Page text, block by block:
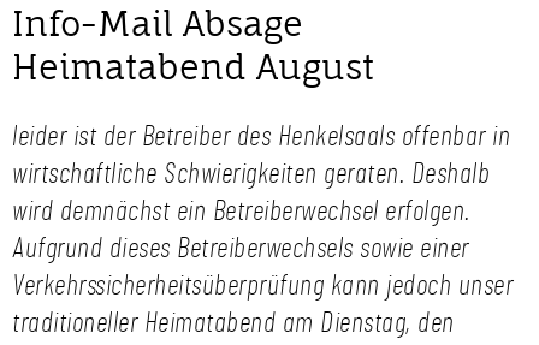
Info-Mail Absage
Heimatabend August
leider ist der Betreiber des Henkelsaals offenbar in
wirtschaftliche Schwierigkeiten geraten. Deshalb
wird demnächst ein Betreiberwechsel erfolgen.
Aufgrund dieses Betreiberwechsels sowie einer
Verkehrssicherheitsüberprüfung kann jedoch unser
traditioneller Heimatabend am Dienstag, den